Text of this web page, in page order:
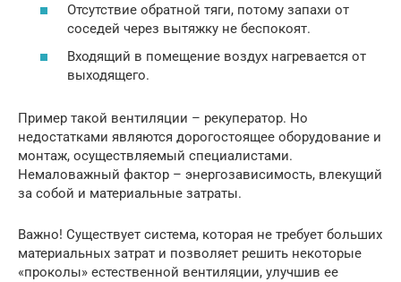
Отсутствие обратной тяги, потому запахи от
соседей через вытяжку не беспокоят.
Входящий в помещение воздух нагревается от
выходящего.
Пример такой вентиляции – рекуператор. Но
недостатками являются дорогостоящее оборудование и
монтаж, осуществляемый специалистами.
Немаловажный фактор – энергозависимость, влекущий
за собой и материальные затраты.
Важно! Существует система, которая не требует больших
материальных затрат и позволяет решить некоторые
«проколы» естественной вентиляции, улучшив ее